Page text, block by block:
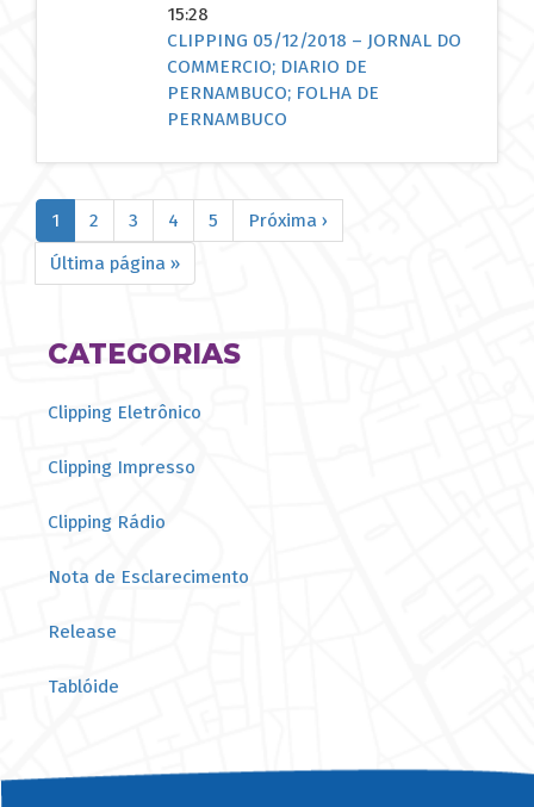
15:28
CLIPPING 05/12/2018 – JORNAL DO
COMMERCIO; DIARIO DE
PERNAMBUCO; FOLHA DE
PERNAMBUCO
Paginação
Página
atual
1 Página
2 Página
3 Página
4 Página
5
Próxima
página
Próxima ›
Última
página
Última página »
CATEGORIAS
Clipping Eletrônico
Clipping Impresso
Clipping Rádio
Nota de Esclarecimento
Release
Tablóide